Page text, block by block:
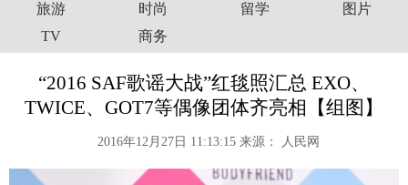
时尚 思客
港澳 台湾 华人 汽车
能源 房产 公司
图片 视频 彩票 食品
旅游
时尚 留学
图片
TV
商务
“2016 SAF歌谣大战”红毯照汇总 EXO、
TWICE、GOT7等偶像团体齐亮相【组图】
2016年12月27日 11:13:15 来源： 人民网